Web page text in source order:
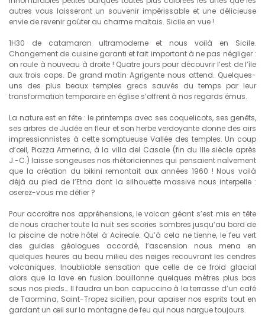
autres vous laisseront un souvenir impérissable et une délicieuse
envie de revenir goûter au charme maltais. Sicile en vue !
1H30 de catamaran ultramoderne et nous voilà en Sicile.
Changement de cuisine garanti et fait important à ne pas négliger :
on roule à nouveau à droite ! Quatre jours pour découvrir l’est de l’île
aux trois caps. De grand matin Agrigente nous attend. Quelques-
uns des plus beaux temples grecs sauvés du temps par leur
transformation temporaire en église s’offrent à nos regards émus.
La nature est en fête : le printemps avec ses coquelicots, ses genêts,
ses arbres de Judée en fleur et son herbe verdoyante donne des airs
impressionnistes à cette somptueuse Vallée des temples. Un coup
d’œil, Piazza Armerina, à la villa del Casale (fin du IIIe siècle après
J.-C.) laisse songeuses nos rhétoriciennes qui pensaient naïvement
que la création du bikini remontait aux années 1960 ! Nous voilà
déjà au pied de l’Etna dont la silhouette massive nous interpelle :
oserez-vous me défier ?
Pour accroître nos appréhensions, le volcan géant s’est mis en tête
de nous cracher toute la nuit ses scories sombres jusqu’au bord de
la piscine de notre hôtel à Acireale. Qu’à cela ne tienne, le feu vert
des guides géologues accordé, l’ascension nous mena en
quelques heures au beau milieu des neiges recouvrant les cendres
volcaniques. Inoubliable sensation que celle de ce froid glacial
alors que la lave en fusion bouillonne quelques mètres plus bas
sous nos pieds… Il faudra un bon capuccino à la terrasse d’un café
de Taormina, Saint-Tropez sicilien, pour apaiser nos esprits tout en
gardant un œil sur la montagne de feu qui nous nargue toujours.